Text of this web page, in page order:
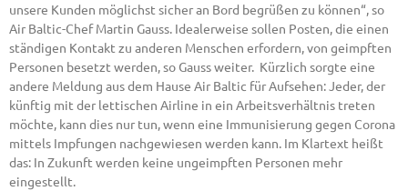
unsere Kunden möglichst sicher an Bord begrüßen zu können“, so
Air Baltic-Chef Martin Gauss. Idealerweise sollen Posten, die einen
ständigen Kontakt zu anderen Menschen erfordern, von geimpften
Personen besetzt werden, so Gauss weiter. Kürzlich sorgte eine
andere Meldung aus dem Hause Air Baltic für Aufsehen: Jeder, der
künftig mit der lettischen Airline in ein Arbeitsverhältnis treten
möchte, kann dies nur tun, wenn eine Immunisierung gegen Corona
mittels Impfungen nachgewiesen werden kann. Im Klartext heißt
das: In Zukunft werden keine ungeimpften Personen mehr
eingestellt.